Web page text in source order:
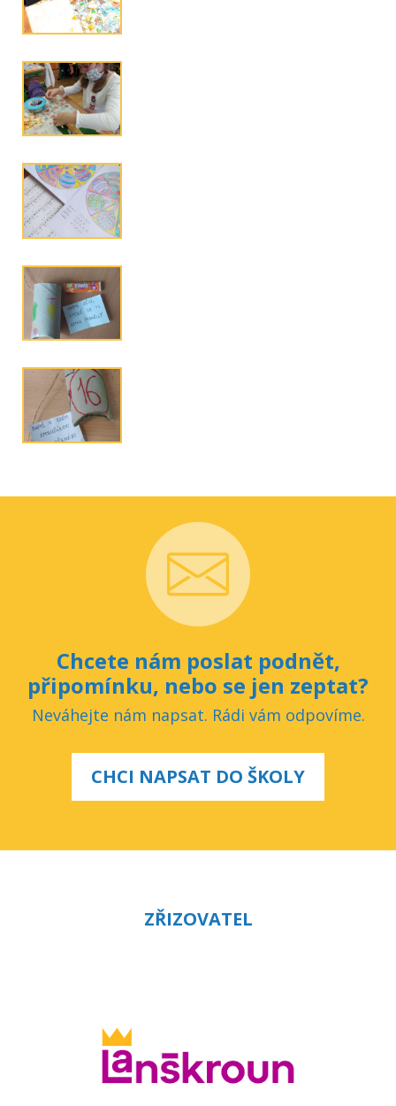
Chcete nám poslat podnět,
připomínku, nebo se jen zeptat?
Neváhejte nám napsat. Rádi vám odpovíme.
CHCI NAPSAT DO ŠKOLY
ZŘIZOVATEL